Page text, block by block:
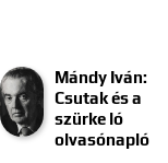
Mándy Iván:
Csutak és a
szürke ló
olvasónapló